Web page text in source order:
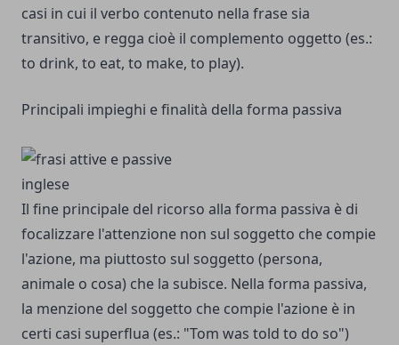
casi in cui il verbo contenuto nella frase sia
transitivo, e regga cioè il complemento oggetto (es.:
to drink, to eat, to make, to play).
Principali impieghi e finalità della forma passiva
Il fine principale del ricorso alla forma passiva è di
focalizzare l'attenzione non sul soggetto che compie
l'azione, ma piuttosto sul soggetto (persona,
animale o cosa) che la subisce. Nella forma passiva,
la menzione del soggetto che compie l'azione è in
certi casi superflua (es.: "Tom was told to do so")